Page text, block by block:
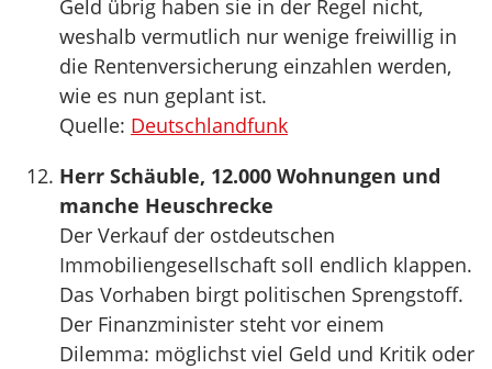
Geld übrig haben sie in der Regel nicht,
weshalb vermutlich nur wenige freiwillig in
die Rentenversicherung einzahlen werden,
wie es nun geplant ist.
Quelle: Deutschlandfunk
Herr Schäuble, 12.000 Wohnungen und
manche Heuschrecke
Der Verkauf der ostdeutschen
Immobiliengesellschaft soll endlich klappen.
Das Vorhaben birgt politischen Sprengstoff.
Der Finanzminister steht vor einem
Dilemma: möglichst viel Geld und Kritik oder